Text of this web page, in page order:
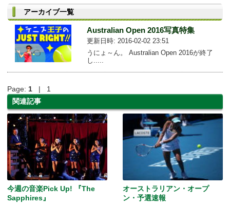
アーカイブ一覧
Australian Open 2016写真特集
更新日時: 2016-02-02 23:51
うにょ～ん。 Australian Open 2016が終了
し.....
Page: 1 | 1
関連記事
今週の音楽Pick Up! 『The
Sapphires』
オーストラリアン・オープ
ン・予選速報